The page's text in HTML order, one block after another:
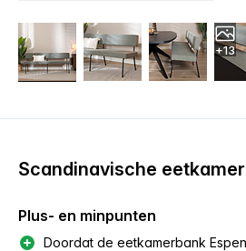
+13
Scandinavische
Plus- en minpunten
Doordat de eetkamerbank